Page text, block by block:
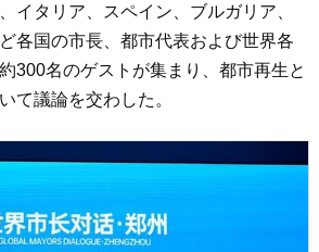
イタリア、スペイン、ブルガリア、
各国の市長、都市代表および世界各
300名のゲストが集まり、都市再生と
て議論を交わした。